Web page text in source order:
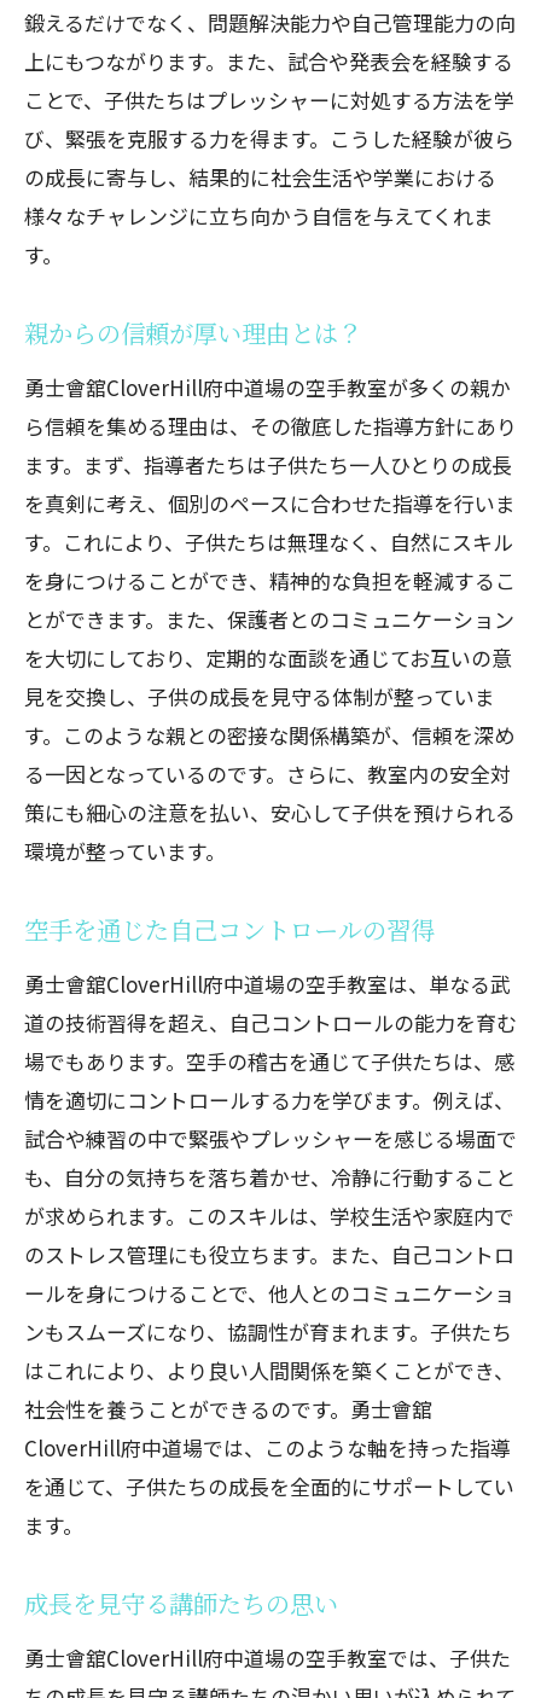
鍛えるだけでなく、問題解決能力や自己管理能力の向
上にもつながります。また、試合や発表会を経験する
ことで、子供たちはプレッシャーに対処する方法を学
び、緊張を克服する力を得ます。こうした経験が彼ら
の成長に寄与し、結果的に社会生活や学業における
様々なチャレンジに立ち向かう自信を与えてくれま
す。
親からの信頼が厚い理由とは？
勇士會舘CloverHill府中道場の空手教室が多くの親か
ら信頼を集める理由は、その徹底した指導方針にあり
ます。まず、指導者たちは子供たち一人ひとりの成長
を真剣に考え、個別のペースに合わせた指導を行いま
す。これにより、子供たちは無理なく、自然にスキル
を身につけることができ、精神的な負担を軽減するこ
とができます。また、保護者とのコミュニケーション
を大切にしており、定期的な面談を通じてお互いの意
見を交換し、子供の成長を見守る体制が整っていま
す。このような親との密接な関係構築が、信頼を深め
る一因となっているのです。さらに、教室内の安全対
策にも細心の注意を払い、安心して子供を預けられる
環境が整っています。
空手を通じた自己コントロールの習得
勇士會舘CloverHill府中道場の空手教室は、単なる武
道の技術習得を超え、自己コントロールの能力を育む
場でもあります。空手の稽古を通じて子供たちは、感
情を適切にコントロールする力を学びます。例えば、
試合や練習の中で緊張やプレッシャーを感じる場面で
も、自分の気持ちを落ち着かせ、冷静に行動すること
が求められます。このスキルは、学校生活や家庭内で
のストレス管理にも役立ちます。また、自己コントロ
ールを身につけることで、他人とのコミュニケーショ
ンもスムーズになり、協調性が育まれます。子供たち
はこれにより、より良い人間関係を築くことができ、
社会性を養うことができるのです。勇士會舘
CloverHill府中道場では、このような軸を持った指導
を通じて、子供たちの成長を全面的にサポートしてい
ます。
成長を見守る講師たちの思い
勇士會舘CloverHill府中道場の空手教室では、子供た